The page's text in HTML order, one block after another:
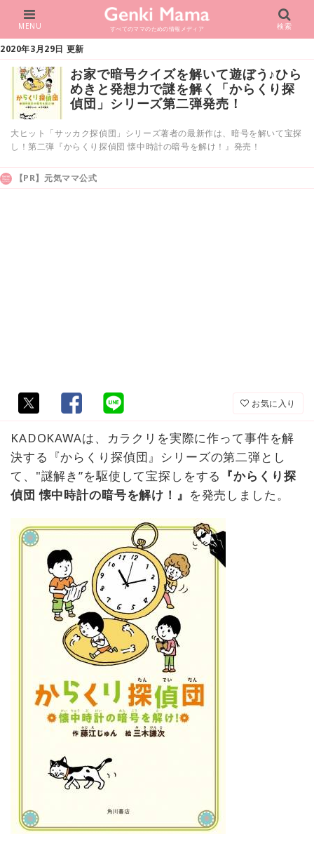
すべてのママのための情報メディア
MENU 検索
2020年3月29日 更新
お家で暗号クイズを解いて遊ぼう♪ひら
めきと発想力で謎を解く「からくり探
偵団」シリーズ第二弾発売！
大ヒット「サッカク探偵団」シリーズ著者の最新作は、暗号を解いて宝探
し！第二弾『からくり探偵団 懐中時計の暗号を解け！』発売！
【PR】元気ママ公式
お気に入り
KADOKAWAは、カラクリを実際に作って事件を解
決する『からくり探偵団』シリーズの第二弾とし
て、"謎解き”を駆使して宝探しをする 『からくり探
偵団 懐中時計の暗号を解け！』 を発売しました。